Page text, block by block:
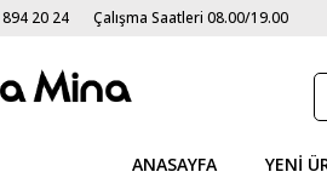
20 24 Çalışma Saatleri 08.00/19.00
ANASAYFA YENI